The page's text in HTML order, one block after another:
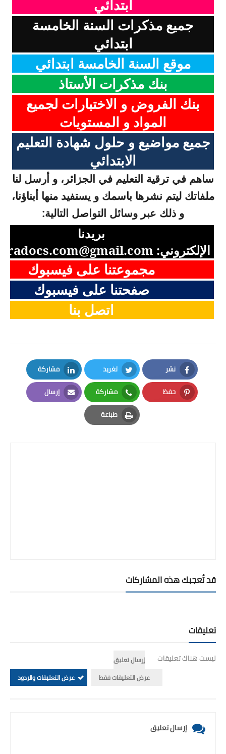
ابتدائي
جميع مذكرات السنة الخامسة
ابتدائي
موقع السنة الخامسة ابتدائي
بنك مذكرات الأستاذ
بنك الفروض و الاختبارات لجميع
المواد و المستويات
جميع مواضيع و حلول شهادة التعليم
الابتدائي
ساهم في ترقية التعليم في الجزائر، و أرسل لنا
ملفاتك ليتم نشرها باسمك و يستفيد منها أبناؤنا،
و ذلك عبر وسائل التواصل التالية:
بريدنا
الإلكتروني:
مجموعتنا على فيسبوك
صفحتنا على فيسبوك
اتصل بنا
نشر
Facebook
تغريد
Twitter
مشاركة
LinkedIn
حفظ
Pinterest
مشاركة
Whatsapp
إرسال
Email
طباعة
Print
قد تُعجبك هذه المشاركات
تعليقات
ليست هناك تعليقات
إرسال تعليق
عرض التعليقات فقط
عرض التعليقات والردود
إرسال تعليق